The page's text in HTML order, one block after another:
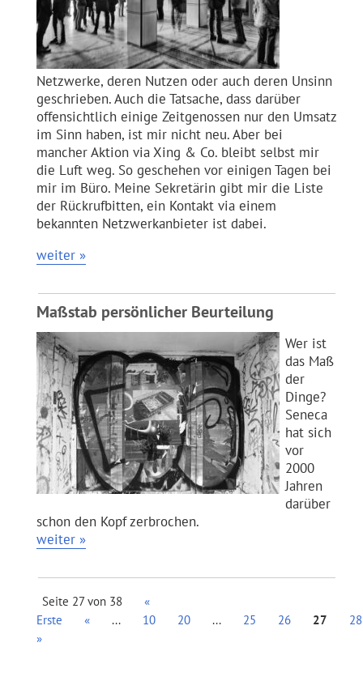
Netzwerke, deren Nutzen oder auch deren Unsinn
geschrieben. Auch die Tatsache, dass darüber
offensichtlich einige Zeitgenossen nur den Umsatz
im Sinn haben, ist mir nicht neu. Aber bei
mancher Aktion via Xing & Co. bleibt selbst mir
die Luft weg. So geschehen vor einigen Tagen bei
mir im Büro. Meine Sekretärin gibt mir die Liste
der Rückrufbitten, ein Kontakt via einem
bekannten Netzwerkanbieter ist dabei.
weiter »
Maßstab persönlicher Beurteilung
Wer ist
das Maß
der
Dinge?
Seneca
hat sich
vor
2000
Jahren
darüber
schon den Kopf zerbrochen.
weiter »
Seite 27 von 38
«
Erste
« ... 10 20 ... 25 26 27
28
»